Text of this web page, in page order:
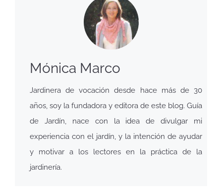
Mónica Marco
Jardinera de vocación desde hace más de 30
años, soy la fundadora y editora de este blog. Guía
de Jardín, nace con la idea de divulgar mi
experiencia con el jardín, y la intención de ayudar
y motivar a los lectores en la práctica de la
jardinería.